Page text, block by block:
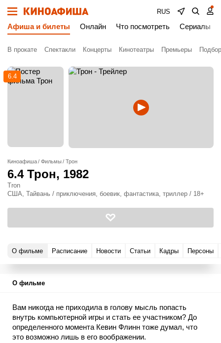
RUS
Афиша и билеты Онлайн Что посмотреть Сериалы
В прокате Спектакли Концерты Кинотеатры Премьеры
6.4
Киноафиша Фильмы Трон
6.4 Трон, 1982
Tron
США, Тайвань / приключения, боевик, фантастика, триллер / 18+
О фильме Расписание Новости Статьи Кадры Персоны
О фильме
Вам никогда не приходила в голову мысль попасть
внутрь компьютерной игры и стать ее участником? До
определенного момента Кевин Флинн тоже думал, что
это возможно лишь в его воображении.